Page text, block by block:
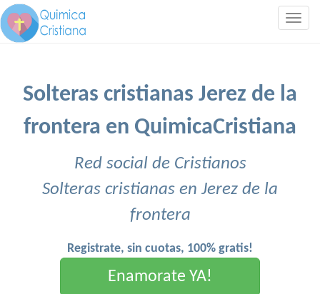
Solteras cristianas Jerez de la
frontera en QuimicaCristiana
Red social de Cristianos
Solteras cristianas en Jerez de la
frontera
Registrate, sin cuotas, 100% gratis!
Enamorate YA!